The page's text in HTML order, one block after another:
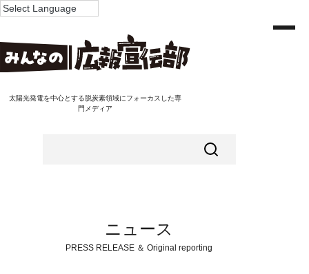
太陽光発電を中心とする脱炭素領域にフォーカスした専
門メディア
ニュース
PRESS RELEASE ＆ Original reporting